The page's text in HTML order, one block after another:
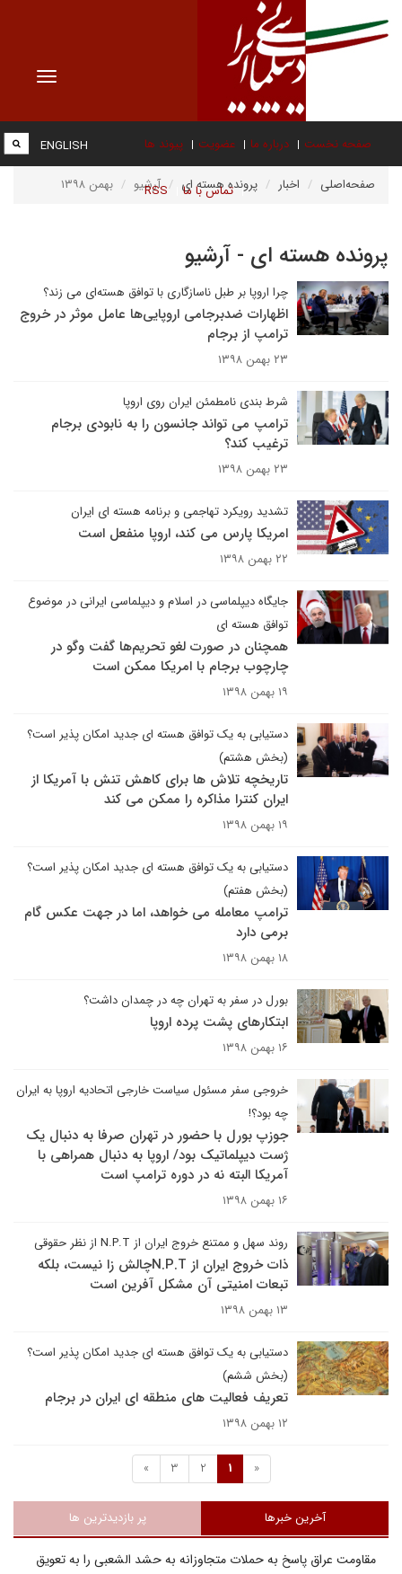
Toggle
صفحه نخست درباره ما عضویت پیوند ها
تماس با ما RSS
ENGLISH
صفحه‌اصلی اخبار پرونده هسته ای آرشیو بهمن ۱۳۹۸
پرونده هسته ای - آرشیو
چرا اروپا بر طبل ناسازگاری با توافق هسته‌ای می زند؟
اظهارات ضدبرجامی اروپایی‌ها عامل موثر در خروج
ترامپ از برجام
۲۳ بهمن ۱۳۹۸
شرط بندی نامطمئن ایران روی اروپا
ترامپ می تواند جانسون را به نابودی برجام
ترغیب کند؟
۲۳ بهمن ۱۳۹۸
تشدید رویکرد تهاجمی و برنامه هسته ای ایران
امریکا پارس می کند، اروپا منفعل است
۲۲ بهمن ۱۳۹۸
جایگاه دیپلماسی در اسلام و دیپلماسی ایرانی در موضوع
توافق هسته ای
همچنان در صورت لغو تحریم‌ها گفت وگو در
چارچوب برجام با امریکا ممکن است
۱۹ بهمن ۱۳۹۸
دستیابی به یک توافق هسته ای جدید امکان پذیر است؟
(بخش هشتم)
تاریخچه تلاش ها برای کاهش تنش با آمریکا از
ایران کنترا مذاکره را ممکن می کند
۱۹ بهمن ۱۳۹۸
دستیابی به یک توافق هسته ای جدید امکان پذیر است؟
(بخش هفتم)
ترامپ معامله می خواهد، اما در جهت عکس گام
برمی دارد
۱۸ بهمن ۱۳۹۸
بورل در سفر به تهران چه در چمدان داشت؟
ابتکارهای پشت پرده اروپا
۱۶ بهمن ۱۳۹۸
خروجی سفر مسئول سیاست خارجی اتحادیه اروپا به ایران
چه بود؟!
جوزپ بورل با حضور در تهران صرفا به دنبال یک
ژست دیپلماتیک بود/ اروپا به دنبال همراهی با
آمریکا البته نه در دوره ترامپ است
۱۶ بهمن ۱۳۹۸
روند سهل و ممتنع خروج ایران از N.P.T از نظر حقوقی
ذات خروج ایران از N.P.Tچالش زا نیست، بلکه
تبعات امنیتی آن مشکل آفرین است
۱۳ بهمن ۱۳۹۸
دستیابی به یک توافق هسته ای جدید امکان پذیر است؟
(بخش ششم)
تعریف فعالیت های منطقه ای ایران در برجام
۱۲ بهمن ۱۳۹۸
«
1
2
3
»
آخرین خبرها پر بازدیدترین ها
مقاومت عراق پاسخ به حملات متجاوزانه به حشد الشعبی را به تعویق